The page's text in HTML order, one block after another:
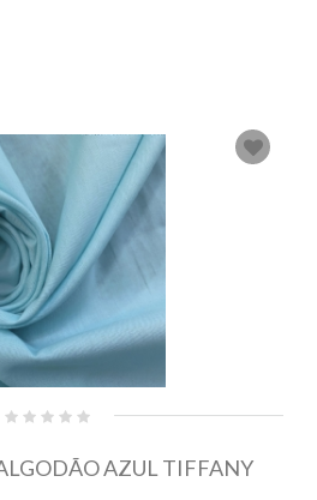
AZUL TIFFANY